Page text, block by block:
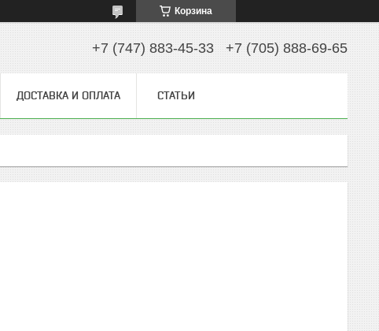
Корзина
+7 (747) 883-45-33 +7 (705) 888-69-65
ДОСТАВКА И ОПЛАТА СТАТЬИ